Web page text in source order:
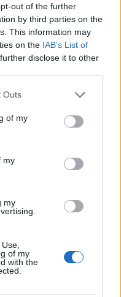
out of the further
by third parties on the
This information may
on the IAB’s List of
disclose it to other
one or more Google
You may click to
its third-party tags to
in below Google
Outs
of my
my
my
of my
with the
26χρονος Αφγανός
θάνατο της